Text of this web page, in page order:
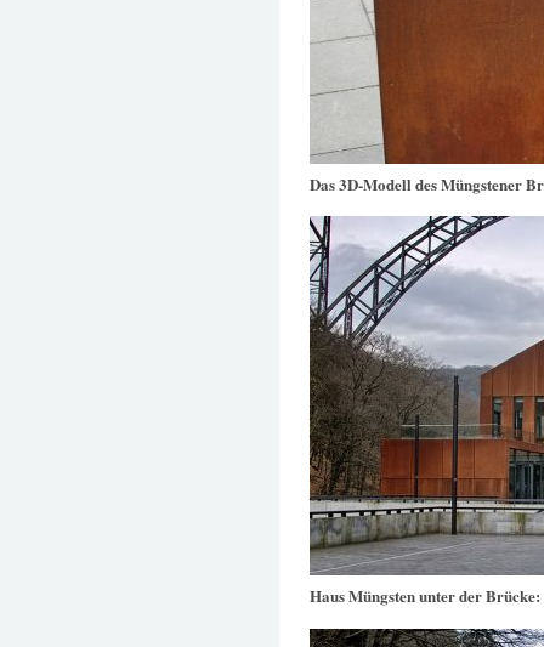
Das 3D-Modell des Müngstener
Haus Müngsten unter der Brücke: